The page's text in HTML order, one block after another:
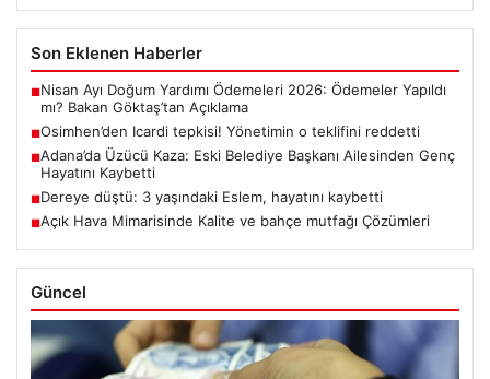
Son Eklenen Haberler
■Nisan Ayı Doğum Yardımı Ödemeleri 2026: Ödemeler Yapıldı
mı? Bakan Göktaş’tan Açıklama
■Osimhen’den Icardi tepkisi! Yönetimin o teklifini reddetti
■Adana’da Üzücü Kaza: Eski Belediye Başkanı Ailesinden Genç
Hayatını Kaybetti
■Dereye düştü: 3 yaşındaki Eslem, hayatını kaybetti
■Açık Hava Mimarisinde Kalite ve bahçe mutfağı Çözümleri
Güncel